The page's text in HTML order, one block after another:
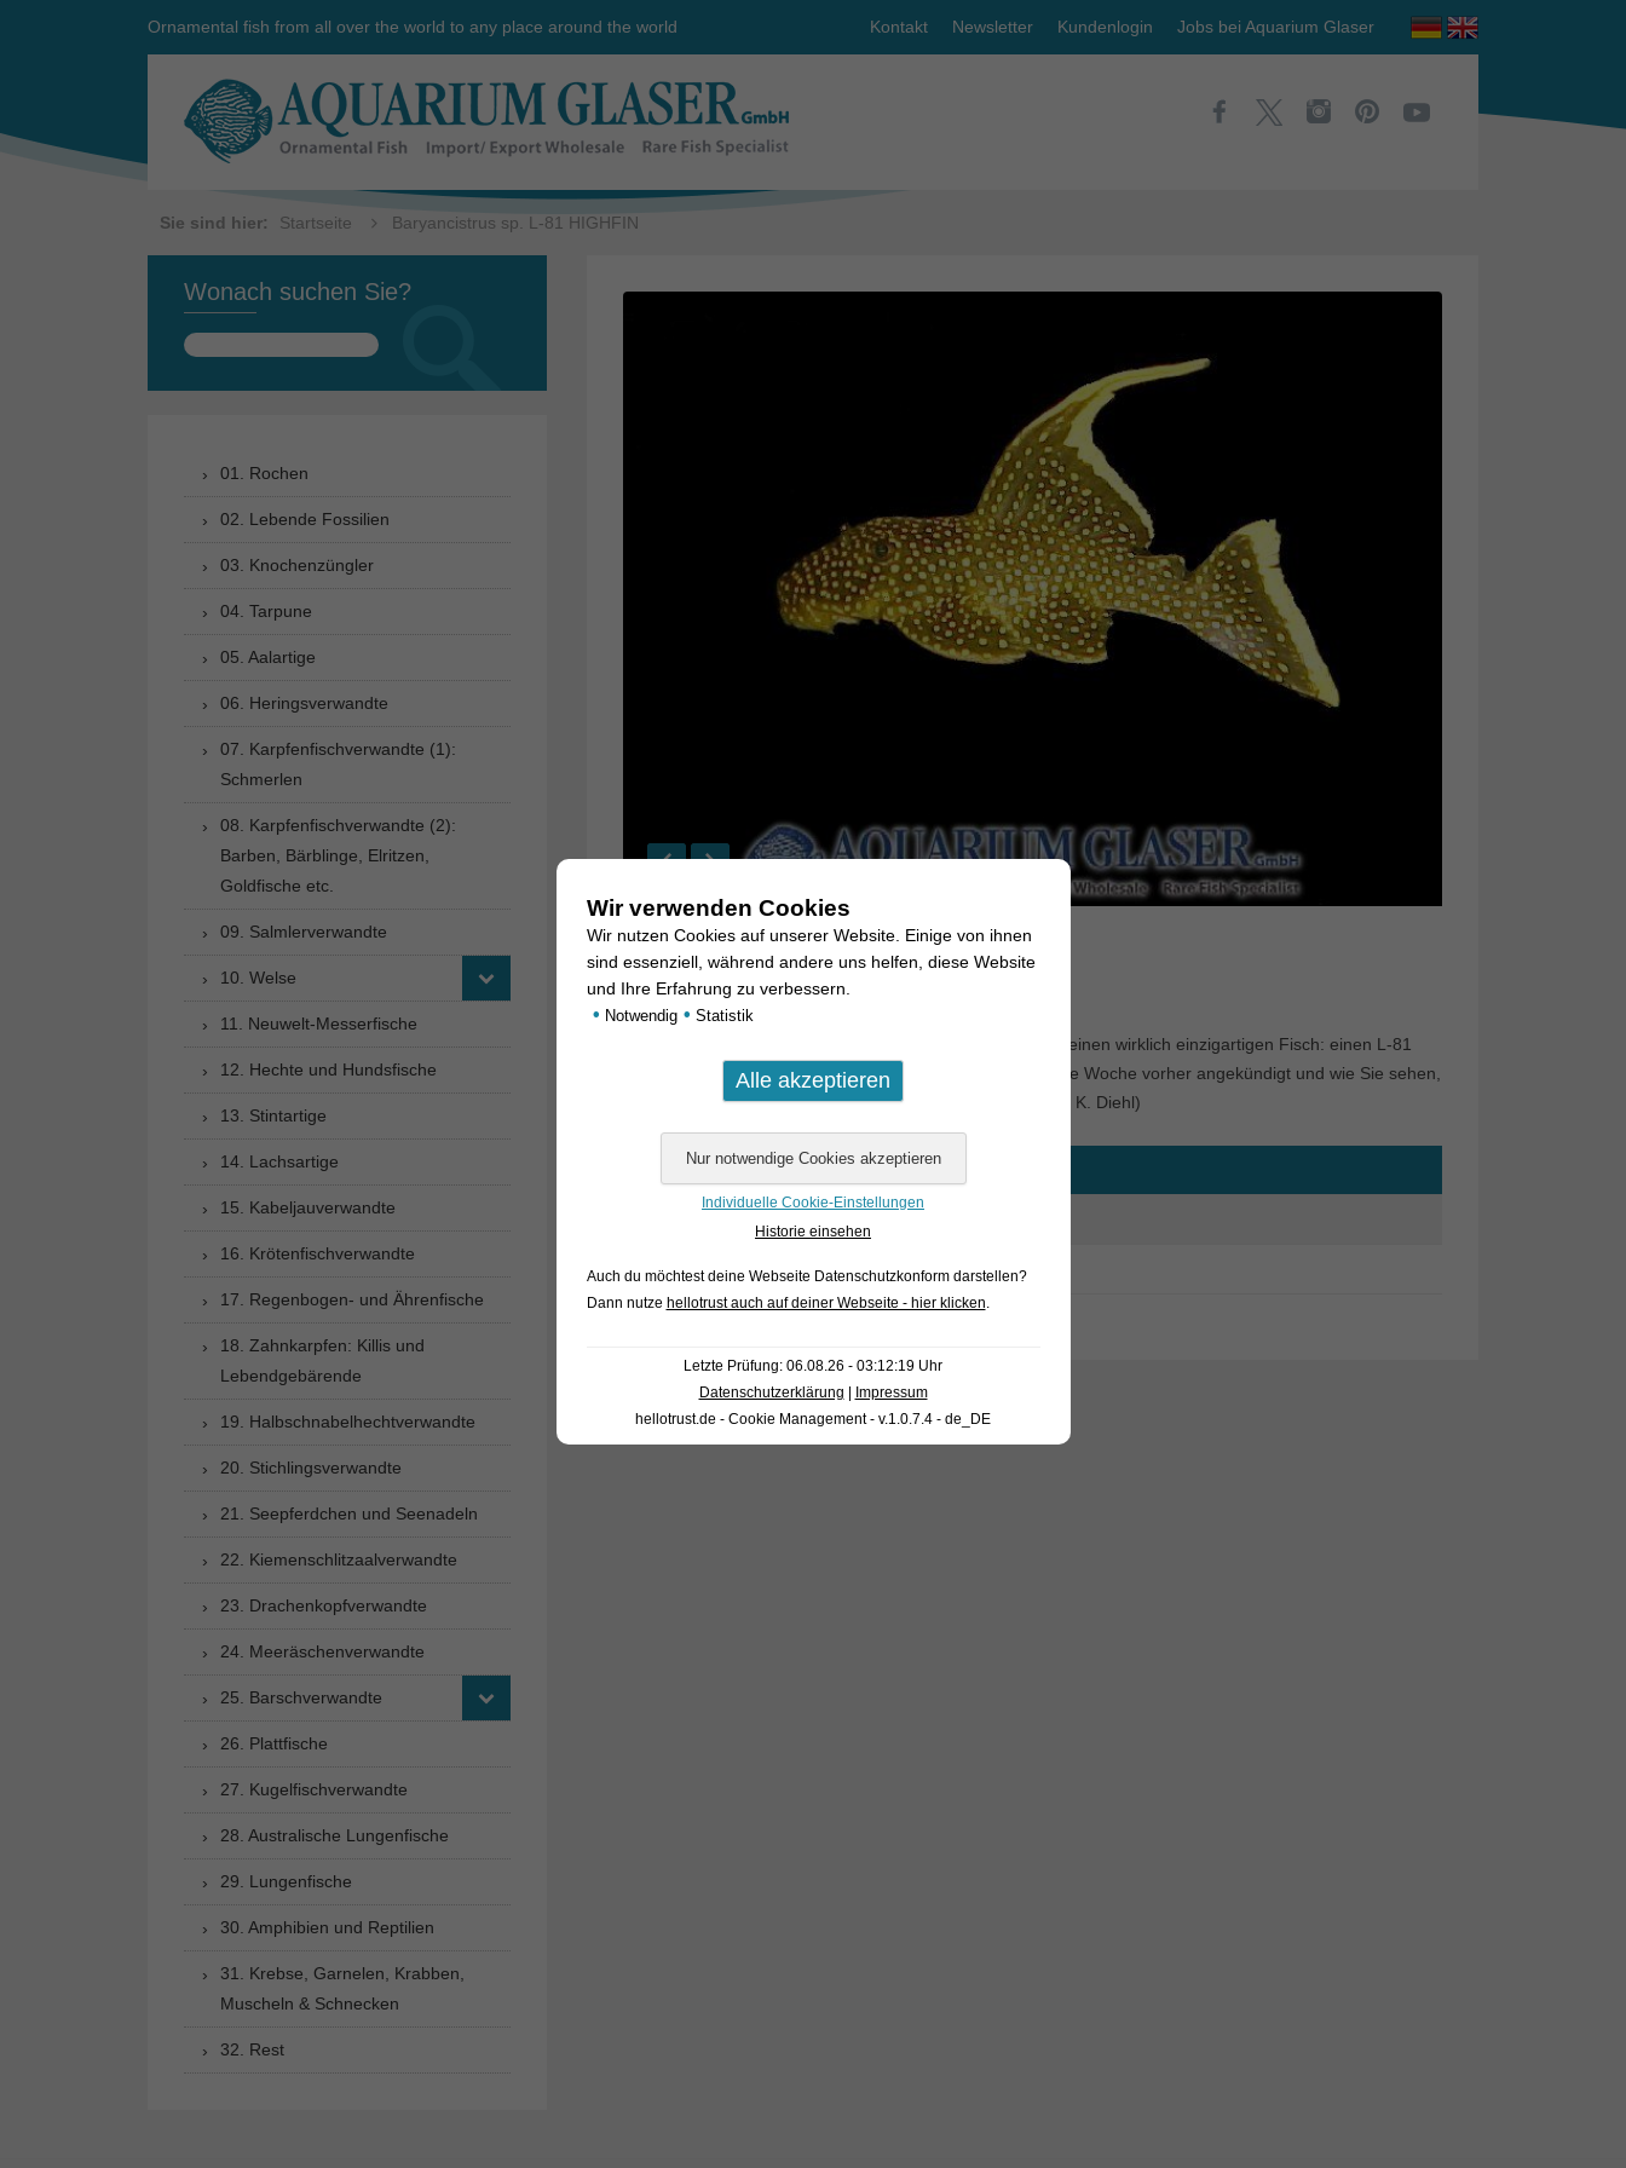
Ornamental fish from all over the world to any place around the world Kontakt Newsletter Kundenlogin Jobs bei Aquarium Glaser
Sie sind hier: Startseite Baryancistrus sp. L-81 HIGHFIN
Baryancistrus sp. L-81 HIGHFIN
6. Juli 2007
September 2003: Diese Woche erhielten wir aus Brasilien einen wirklich einzigartigen Fisch: einen L-81
HIGHFIN. Unser Lieferant hat uns diesen Fisch bereits eine Woche vorher angekündigt und wie Sie sehen,
hat sich das Warten gelohnt…oder?(Photo F. Schäfer, Text K. Diehl)
Angaben zum Tier
Name Baryancistrus spec. L 81
Wonach suchen Sie?
Suchen
01. Rochen
02. Lebende Fossilien
03. Knochenzüngler
04. Tarpune
05. Aalartige
06. Heringsverwandte
07. Karpfenfischverwandte (1):
Schmerlen
08. Karpfenfischverwandte (2):
Barben, Bärblinge, Elritzen,
Goldfische etc.
09. Salmlerverwandte
10. Welse
11. Neuwelt-Messerfische
12. Hechte und Hundsfische
13. Stintartige
14. Lachsartige
15. Kabeljauverwandte
16. Krötenfischverwandte
17. Regenbogen- und Ährenfische
18. Zahnkarpfen: Killis und
Lebendgebärende
19. Halbschnabelhechtverwandte
20. Stichlingsverwandte
21. Seepferdchen und Seenadeln
22. Kiemenschlitzaalverwandte
23. Drachenkopfverwandte
24. Meeräschenverwandte
25. Barschverwandte
26. Plattfische
27. Kugelfischverwandte
28. Australische Lungenfische
29. Lungenfische
30. Amphibien und Reptilien
31. Krebse, Garnelen, Krabben,
Muscheln & Schnecken
32. Rest
Wir verwenden Cookies
Wir nutzen Cookies auf unserer Website. Einige von ihnen
sind essenziell, während andere uns helfen, diese Website
und Ihre Erfahrung zu verbessern.
• Notwendig • Statistik
Individuelle Cookie-Einstellungen
Historie einsehen
Auch du möchtest deine Webseite Datenschutzkonform darstellen?
Dann nutze hellotrust auch auf deiner Webseite - hier klicken
Letzte Prüfung: 06.08.26 - 03:12:19 Uhr
Datenschutzerklärung | Impressum
hellotrust.de - Cookie Management - v.1.0.7.4 - de_DE